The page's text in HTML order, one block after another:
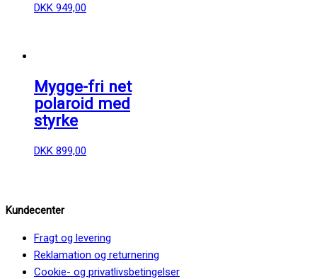
DKK 949,00
Mygge-fri net
polaroid med
styrke
DKK 899,00
Kundecenter
Fragt og levering
Reklamation og returnering
Cookie- og privatlivsbetingelser